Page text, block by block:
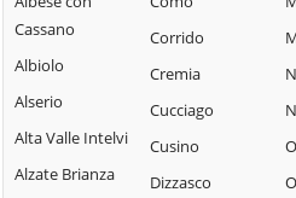
Cassano
Albiolo
Alserio
Alta Valle Intelvi
Alzate Brianza
Corrido
Cremia
Cucciago
Cusino
Dizzasco